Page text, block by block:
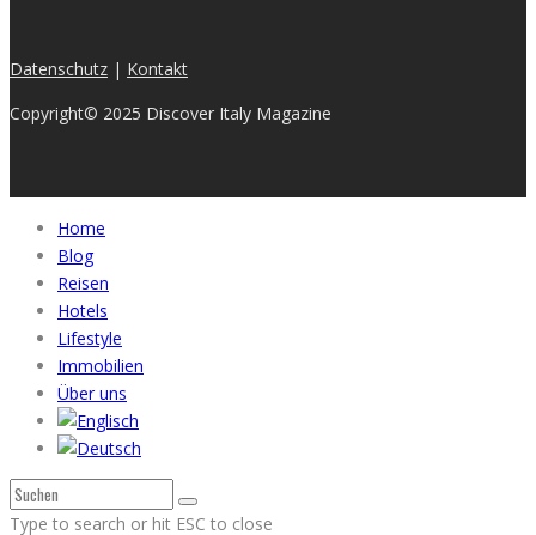
Datenschutz | Kontakt
Copyright© 2025 Discover Italy Magazine
Home
Blog
Reisen
Hotels
Lifestyle
Immobilien
Über uns
Type to search or hit ESC to close